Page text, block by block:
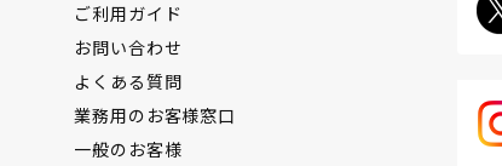
ご利用ガイド
お問い合わせ
よくある質問
業務用のお客様窓口
一般のお客様